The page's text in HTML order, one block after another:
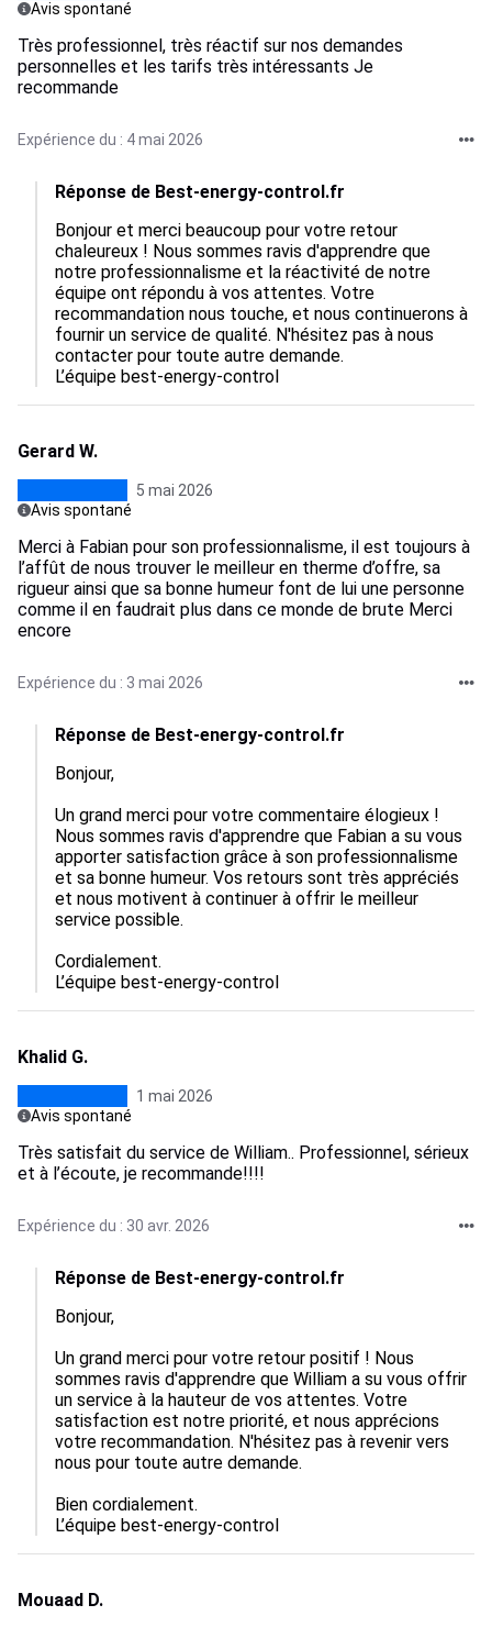
Avis spontané
Très professionnel, très réactif sur nos demandes
personnelles et les tarifs très intéressants Je
recommande
Expérience du : 4 mai 2026
Réponse de Best-energy-control.fr
Bonjour et merci beaucoup pour votre retour
chaleureux ! Nous sommes ravis d'apprendre que
notre professionnalisme et la réactivité de notre
équipe ont répondu à vos attentes. Votre
recommandation nous touche, et nous continuerons à
fournir un service de qualité. N'hésitez pas à nous
contacter pour toute autre demande.
L’équipe best-energy-control
Gerard W.
5 mai 2026
Avis spontané
Merci à Fabian pour son professionnalisme, il est toujours à
l’affût de nous trouver le meilleur en therme d’offre, sa
rigueur ainsi que sa bonne humeur font de lui une personne
comme il en faudrait plus dans ce monde de brute Merci
encore
Expérience du : 3 mai 2026
Réponse de Best-energy-control.fr
Bonjour,
Un grand merci pour votre commentaire élogieux !
Nous sommes ravis d'apprendre que Fabian a su vous
apporter satisfaction grâce à son professionnalisme
et sa bonne humeur. Vos retours sont très appréciés
et nous motivent à continuer à offrir le meilleur
service possible.
Cordialement.
L’équipe best-energy-control
Khalid G.
1 mai 2026
Avis spontané
Très satisfait du service de William.. Professionnel, sérieux
et à l’écoute, je recommande!!!!
Expérience du : 30 avr. 2026
Réponse de Best-energy-control.fr
Bonjour,
Un grand merci pour votre retour positif ! Nous
sommes ravis d'apprendre que William a su vous offrir
un service à la hauteur de vos attentes. Votre
satisfaction est notre priorité, et nous apprécions
votre recommandation. N'hésitez pas à revenir vers
nous pour toute autre demande.
Bien cordialement.
L’équipe best-energy-control
Mouaad D.